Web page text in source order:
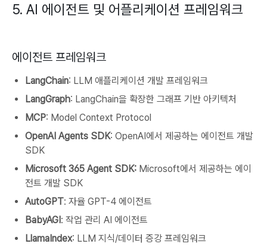
5. AI 에이전트 및 어플리케이션 프레임워크
에이전트 프레임워크
LangChain: LLM 애플리케이션 개발 프레임워크
LangGraph: LangChain을 확장한 그래프 기반 아키텍처
MCP: Model Context Protocol
OpenAI Agents SDK: OpenAI에서 제공하는 에이전트 개발
SDK
Microsoft 365 Agent SDK: Microsoft에서 제공하는 에이
전트 개발 SDK
AutoGPT: 자율 GPT-4 에이전트
BabyAGI: 작업 관리 AI 에이전트
LlamaIndex: LLM 지식/데이터 증강 프레임워크